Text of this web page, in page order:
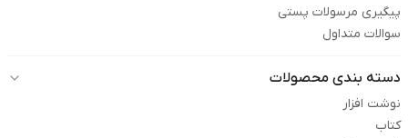
پیگیری مرسولات پستی
سوالات متداول
دسته بندی محصولات
نوشت افزار
کتاب